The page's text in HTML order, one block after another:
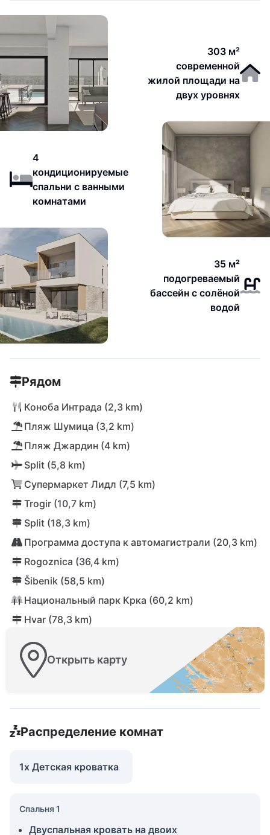
303 м²
современной
жилой площади на
двух уровнях
4
кондиционируемые
спальни с ванными
комнатами
35 м²
подогреваемый
бассейн с солёной
водой
Рядом
Коноба Интрада (2,3 km)
Пляж Шумица (3,2 km)
Пляж Джардин (4 km)
Split (5,8 km)
Супермаркет Лидл (7,5 km)
Trogir (10,7 km)
Split (18,3 km)
Программа доступа к автомагистрали (20,3 km)
Rogoznica (36,4 km)
Šibenik (58,5 km)
Национальный парк Крка (60,2 km)
Hvar (78,3 km)
Открыть карту
Распределение комнат
1x Детская кроватка
Спальня 1
Двуспальная кровать на двоих